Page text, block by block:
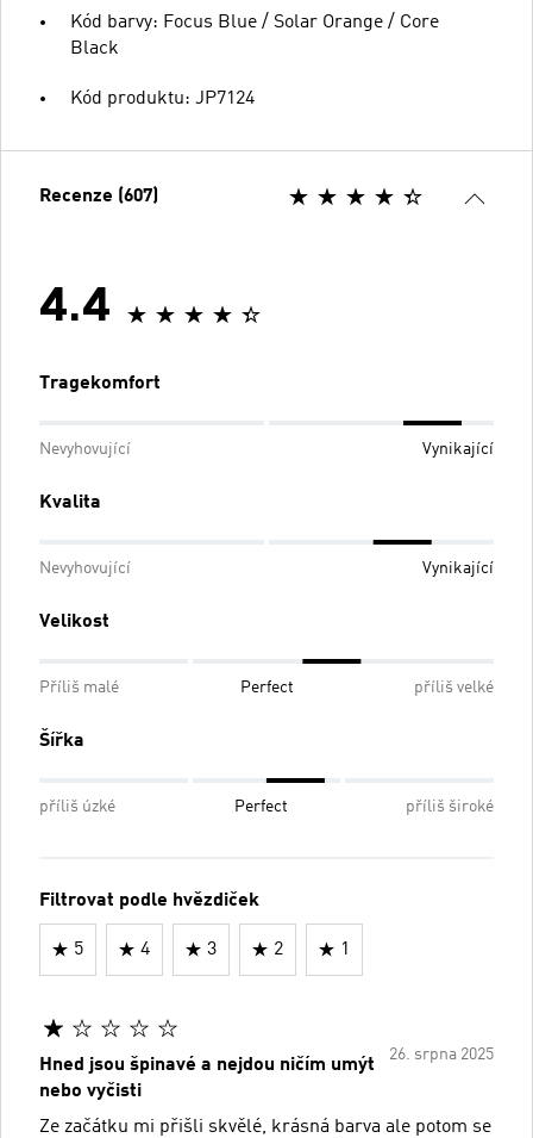
Kód barvy: Focus Blue / Solar Orange / Core
Black
Kód produktu: JP7124
Recenze (607)
4.4
Tragekomfort
Nevyhovující Vynikající
Kvalita
Nevyhovující Vynikající
Velikost
Příliš malé Perfect příliš velké
Šířka
příliš úzké Perfect příliš široké
Filtrovat podle hvězdiček
5 4 3 2 1
26. srpna 2025
Hned jsou špinavé a nejdou ničím umýt
nebo vyčisti
Ze začátku mi přišli skvělé, krásná barva ale potom se